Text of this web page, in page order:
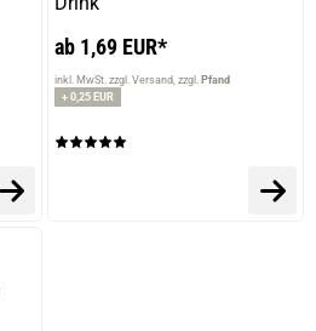
ab 1,69 EUR*
inkl. MwSt. zzgl. Versand zzgl. Pfand
+ 0,25 EUR